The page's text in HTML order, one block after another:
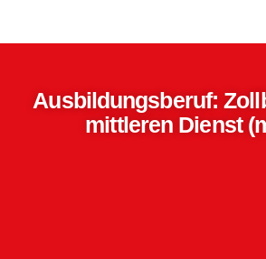
Ausbildungsberuf:
mittleren Dienst